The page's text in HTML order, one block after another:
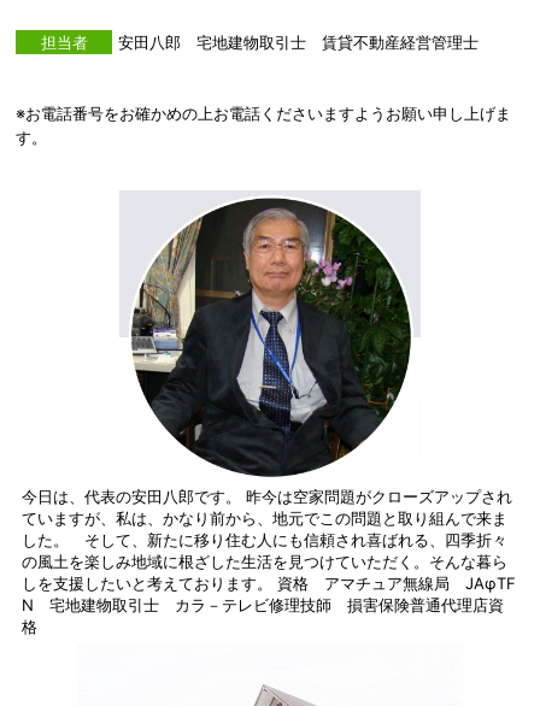
担当者 安田八郎 宅地建物取引士 賃貸不動産経営管理士
※お電話番号をお確かめの上お電話くださいますようお願い申し上げま
す。
今日は、代表の安田八郎です。 昨今は空家問題がクローズアップされ
ていますが、私は、かなり前から、地元でこの問題と取り組んで来ま
した。 そして、新たに移り住む人にも信頼され喜ばれる、四季折々
の風土を楽しみ地域に根ざした生活を見つけていただく。そんな暮ら
しを支援したいと考えております。 資格 アマチュア無線局 JAφTF
N 宅地建物取引士 カラ－テレビ修理技師 損害保険普通代理店資
格